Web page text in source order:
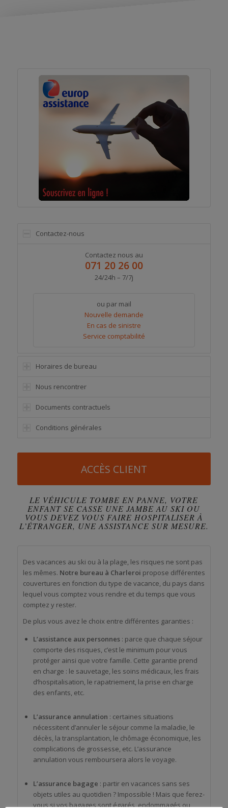
Contactez-nous
Contactez nous au
071 20 26 00
24/24h – 7/7j
ou par mail
Nouvelle demande
En cas de sinistre
Service comptabilité
Horaires de bureau
Nous rencontrer
Documents contractuels
Conditions générales
ACCÈS CLIENT
LE VÉHICULE TOMBE EN PANNE, VOTRE
ENFANT SE CASSE UNE JAMBE AU SKI OU
VOUS DEVEZ VOUS FAIRE HOSPITALISER À
L’ÉTRANGER, UNE ASSISTANCE SUR MESURE.
Des vacances au ski ou à la plage, les risques ne sont pas
les mêmes. Notre bureau à Charleroi propose différentes
couvertures en fonction du type de vacance, du pays dans
lequel vous comptez vous rendre et du temps que vous
comptez y rester.
De plus vous avez le choix entre différentes garanties :
L’assistance aux personnes: parce que chaque séjour
comporte des risques, c’est le minimum pour vous
protéger ainsi que votre famille. Cette garantie prend
en charge : le sauvetage, les soins médicaux, les frais
d’hospitalisation, le rapatriement, la prise en charge
des enfants, etc.
L’assurance annulation : certaines situations
nécessitent d’annuler le séjour comme la maladie, le
décès, la transplantation, le chômage économique, les
complications de grossesse, etc. L’assurance
annulation vous remboursera alors le voyage.
L’assurance bagage : partir en vacances sans ses
objets utiles au quotidien ? Impossible ! Mais que ferez-
vous si vos bagages sont égarés, endommagés ou